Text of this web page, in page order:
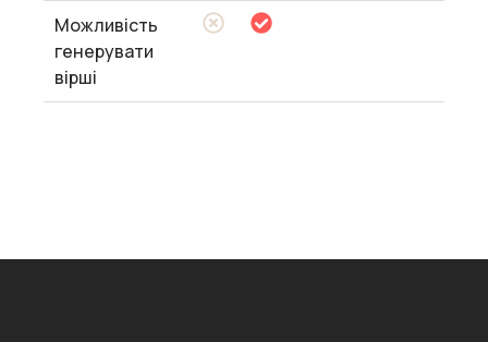
Можливість
генерувати
вірші